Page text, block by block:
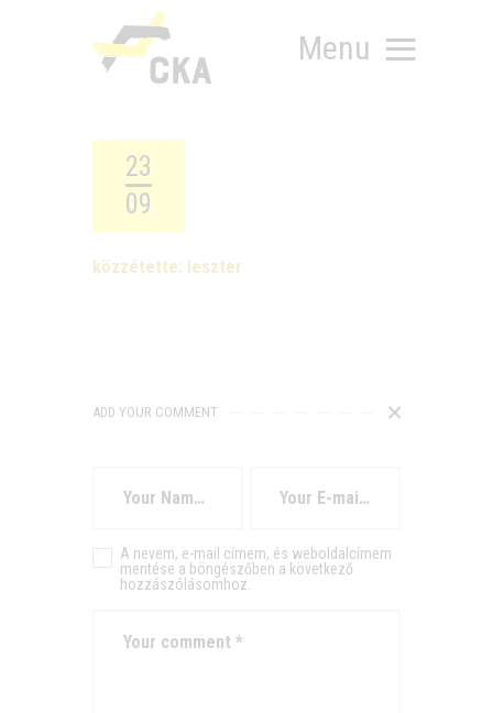
Menu
RÓLUNK
MIT SZERVEZÜNK?
KÉPEZD MAGAD!
23
09
közzétette: leszter
ADD YOUR COMMENT
A nevem, e-mail címem, és weboldalcímem
mentése a böngészőben a következő
hozzászólásomhoz.